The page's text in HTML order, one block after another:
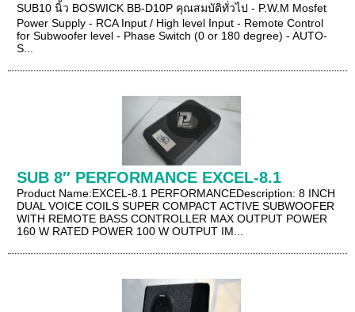
SUB10 นิ้ว BOSWICK BB-D10P คุณสมบัติทั่วไป - P.W.M Mosfet
Power Supply - RCA Input / High level Input - Remote Control
for Subwoofer level - Phase Switch (0 or 180 degree) - AUTO-
S...
SUB 8″ PERFORMANCE EXCEL-8.1
Product Name:EXCEL-8.1 PERFORMANCEDescription: 8 INCH
DUAL VOICE COILS SUPER COMPACT ACTIVE SUBWOOFER
WITH REMOTE BASS CONTROLLER MAX OUTPUT POWER
160 W RATED POWER 100 W OUTPUT IM...